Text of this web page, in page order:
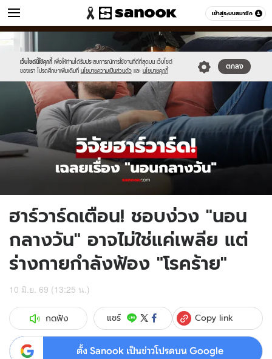
เข้าสู่ระบบสมาชิก
ข่าว หมวดอื่นๆ
เว็บไซต์นี้ใช้คุกกี้ เพื่อให้ท่านได้รับประสบการณ์การใช้งานที่ดีที่สุดบน เว็บไซต์
ของเรา โปรดศึกษาเพิ่มเติมที่ นโยบายความเป็นส่วนตัว และ นโยบายคุกกี้
ตกลง
Sanook
//s.isanook.com/sr/0/images/logo-
new-
sanook.png
600
60
//s.isanook.com/ns/0/ud/1978/9893302/newnewnewnewnewnewnew-
thumbna.jpg
ฮาร์วาร์ดเตือน! ชอบง่วง "นอน
กลางวัน" อาจไม่ใช่แค่เพลีย แต่
ร่างกายกำลังฟ้อง "โรคร้าย"
10 มิ.ย. 69 (13:25 น.)
กดฟัง แชร์ Copy link
ตั้ง Sanook เป็นข่าวโปรดบน Google